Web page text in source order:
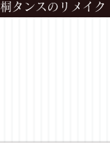
桐タンスのリメイク